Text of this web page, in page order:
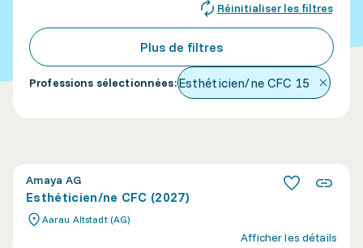
Réinitialiser les filtres
Plus de filtres
Professions sélectionnées:Esthéticien/ne CFC 15
Amaya AG
Esthéticien/ne CFC (2027)
Aarau Altstadt (AG)
Afficher les détails